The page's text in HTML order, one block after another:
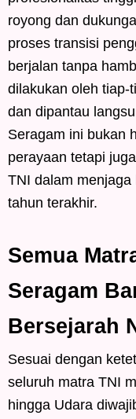
royong dan
proses transisi
berjalan tanpa
dilakukan oleh tiap-
dan dipantau
Seragam ini bukan
perayaan tetapi
TNI dalam
tahun terakhir.
Semua
Seragam
Bersejarah
Sesuai dengan
seluruh matra TNI
hingga Udara